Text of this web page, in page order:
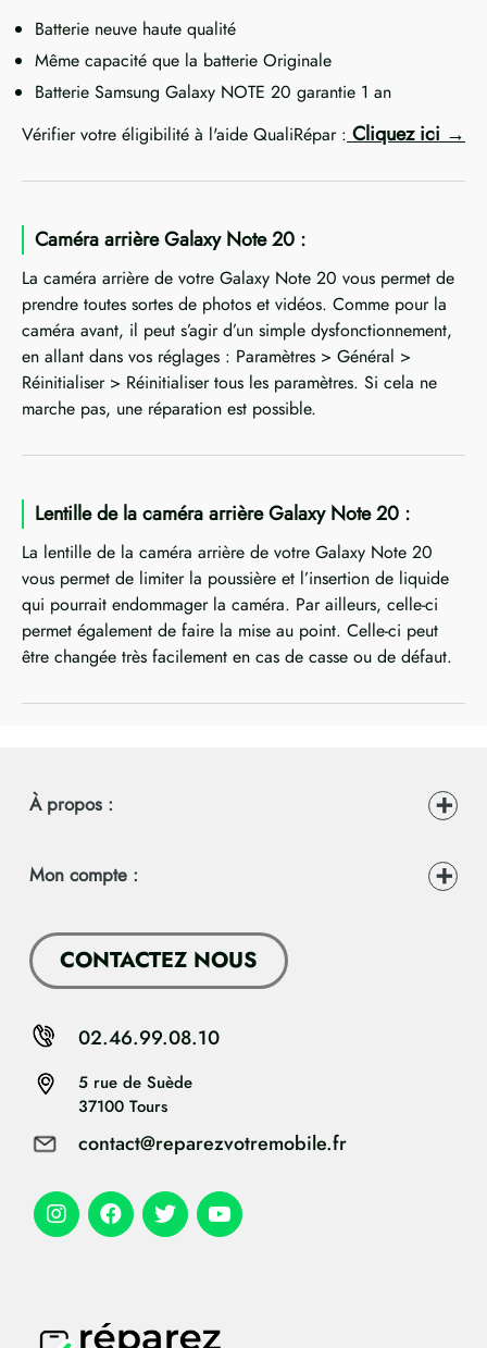
Batterie neuve haute qualité
Même capacité que la batterie Originale
Batterie Samsung Galaxy NOTE 20 garantie 1 an
Vérifier votre éligibilité à l'aide QualiRépar : Cliquez ici
Caméra arrière Galaxy Note 20 :
La caméra arrière de votre Galaxy Note 20 vous permet de
prendre toutes sortes de photos et vidéos. Comme pour la
caméra avant, il peut s’agir d’un simple dysfonctionnement,
en allant dans vos réglages : Paramètres > Général >
Réinitialiser > Réinitialiser tous les paramètres. Si cela ne
marche pas, une réparation est possible.
Lentille de la caméra arrière Galaxy Note 20 :
La lentille de la caméra arrière de votre Galaxy Note 20
vous permet de limiter la poussière et l’insertion de liquide
qui pourrait endommager la caméra. Par ailleurs, celle-ci
permet également de faire la mise au point. Celle-ci peut
être changée très facilement en cas de casse ou de défaut.
À propos :
Mon compte :
CONTACTEZ NOUS
5 rue de Suède
37100 Tours
contact@reparezvotremobile.fr
02.46.99.08.10